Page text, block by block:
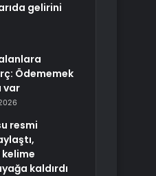
gelirini
Ödememek
var
resmi
kaldırdı